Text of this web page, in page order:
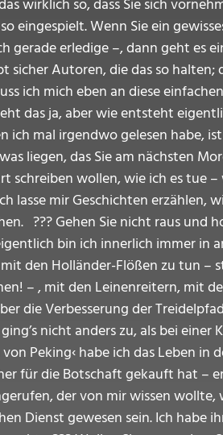
wirklich so, dass Sie sich
eingespielt. Wenn Sie ein
gerade erledige –, dann geht es
sicher Autoren, die das so
ich mich eben an diese
das ja, aber wie entsteht
ich mal irgendwo gelesen habe,
liegen, das Sie am nächsten
schreiben wollen, wie ich es tue
lasse mir Geschichten
??? Gehen Sie nicht raus und
bin ich innerlich immer
den Holländer-Flößen zu tun –
– , mit den Leinenreitern, mit
die Verbesserung der
nicht anders zu, als bei
Peking‹ habe ich das Leben
für die Botschaft gekauft hat –
der von mir wissen wollte,
Dienst gewesen sein. Ich habe